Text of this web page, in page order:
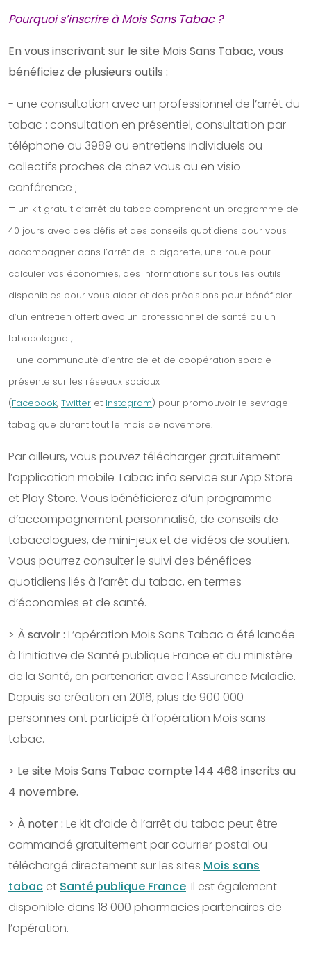
Pourquoi s’inscrire à Mois Sans Tabac ?
En vous inscrivant sur le site Mois Sans Tabac, vous
bénéficiez de plusieurs outils :
​- une consultation avec un professionnel de l’arrêt du
tabac : consultation en présentiel, consultation par
téléphone au 3989 ou entretiens individuels ou
collectifs proches de chez vous ou en visio-
conférence ;
– un kit gratuit d’arrêt du tabac comprenant un programme de
40 jours avec des défis et des conseils quotidiens pour vous
accompagner dans l’arrêt de la cigarette, une roue pour
calculer vos économies, des informations sur tous les outils
disponibles pour vous aider et des précisions pour bénéficier
d’un entretien offert avec un professionnel de santé ou un
tabacologue ;
– une communauté d’entraide et de coopération sociale
présente sur les réseaux sociaux
(Facebook, Twitter et Instagram) pour promouvoir le sevrage
tabagique durant tout le mois de novembre.
Par ailleurs, vous pouvez télécharger gratuitement
l’application mobile Tabac info service sur App Store
et Play Store. Vous bénéficierez d’un programme
d’accompagnement personnalisé, de conseils de
tabacologues, de mini-jeux et de vidéos de soutien.
Vous pourrez consulter le suivi des bénéfices
quotidiens liés à l’arrêt du tabac, en termes
d’économies et de santé.
> À savoir : L’opération Mois Sans Tabac a été lancée
à l’initiative de Santé publique France et du ministère
de la Santé, en partenariat avec l’Assurance Maladie.
Depuis sa création en 2016, plus de 900 000
personnes ont participé à l’opération Mois sans
tabac.
> Le site Mois Sans Tabac compte 144 468 inscrits au
4 novembre.
> À noter : Le kit d’aide à l’arrêt du tabac peut être
commandé gratuitement par courrier postal ou
téléchargé directement sur les sites Mois sans
tabac et Santé publique France. Il est également
disponible dans 18 000 pharmacies partenaires de
l’opération.